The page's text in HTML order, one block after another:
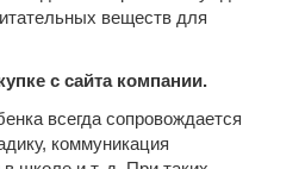
веществ для
с сайта компании.
всегда сопровождается
коммуникация